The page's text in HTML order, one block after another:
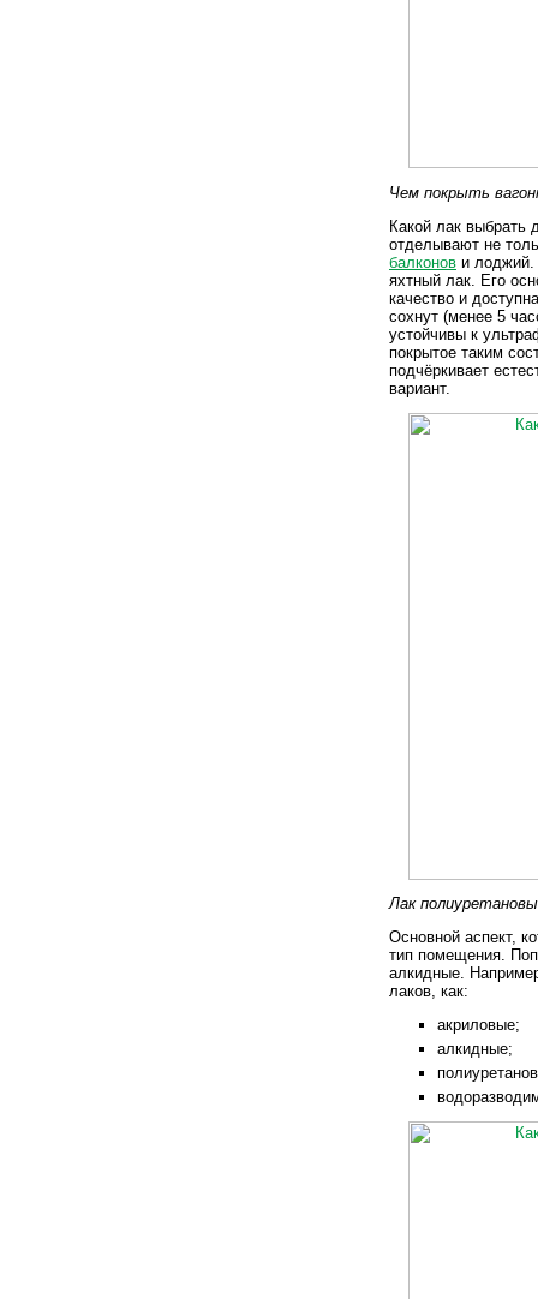
Чем покрыть
Какой лак выбрать
отделывают не
балконов и лоджий.
яхтный лак. Его
качество и
сохнут (менее 5
устойчивы к
покрытое таким
подчёркивает
вариант.
Лак
Основной аспект,
тип помещения.
алкидные.
лаков, как:
акриловые;
алкидные;